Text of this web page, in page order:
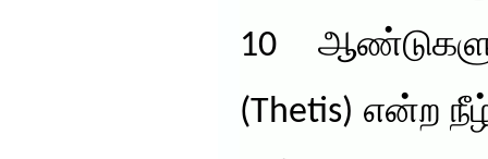
10
(Thetis) என்ற